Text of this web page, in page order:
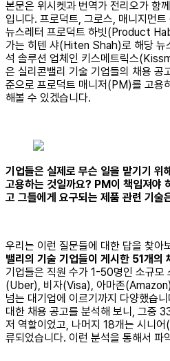
본문은 위시켓과 번역가 전리오가 함
입니다. 프로덕트, 그로스, 매니지먼
뉴스레터 프로덕트 하빗(Product
가는 히텐 샤(Hiten Shah)로 해당 뉴
석 솔루션 업체인 키스메트릭스
은 실리콘밸리 기술 기업들의 채용 공
준으로 프로덕트 매니저(PM)를 고용
해볼 수 있겠습니다.
기업들은 실제로 무슨 일을 맡기기
고용하는 것일까요? PM이 책임져야
고 그들에게 요구되는 제품 관련 기술
우리는 이런 질문들에 대한 답을 찾아
밸리의 기술 기업들이 게시한 51개의
기업들은 직원 수가 1-50명인 소규모
(Uber), 비자(Visa), 아마존
넘는 대기업에 이르기까지 다양했습
대한 채용 공고를 분석해 보니, 그중
저 역할이었고, 나머지 18개는 시니
류되었습니다. 이런 분석을 통해서 파